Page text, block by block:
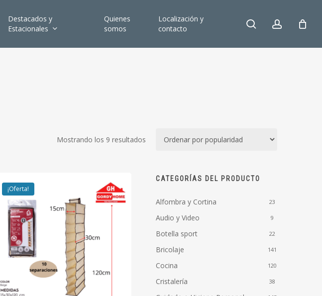
Destacados y
Estacionales
Quienes
somos
Localización y
contacto
search account
Mostrando los 9 resultados Ordenado
¡Oferta!
CATEGORÍAS DEL PRODUCTO
Alfombra y Cortina 23
Audio y Video 9
Botella sport 22
Bricolaje 141
Cocina 120
Cristalería 38